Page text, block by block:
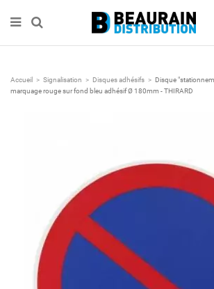
Accueil Signalisation Disques adhésifs
Disque
marquage rouge sur fond bleu adhésif Ø 180mm - THIRARD